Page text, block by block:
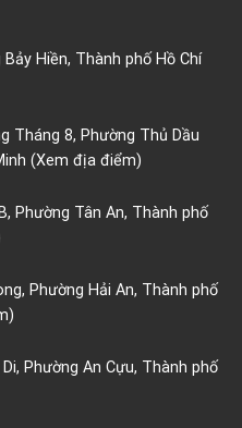
Hiền, Thành phố Hồ Chí
Tháng 8, Phường Thủ Dầu
(Xem địa điểm)
Phường Tân An, Thành phố
Phường Hải An, Thành phố
Phường An Cựu, Thành phố